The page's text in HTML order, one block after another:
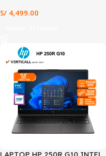
S/ 4,499.00